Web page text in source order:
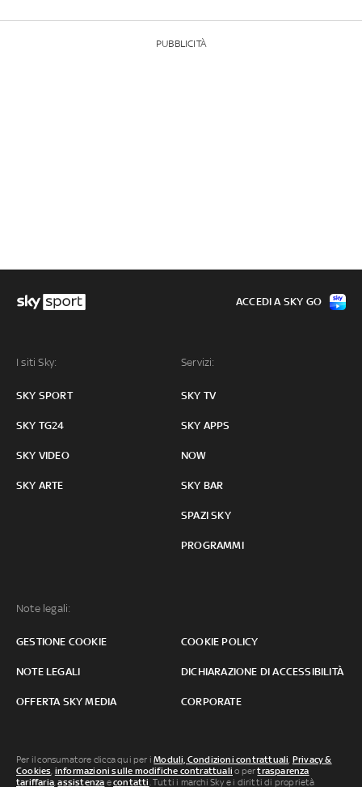
PUBBLICITÀ
I siti Sky:
SKY SPORT
SKY TG24
SKY VIDEO
SKY ARTE
Servizi:
SKY TV
SKY APPS
NOW
SKY BAR
SPAZI SKY
PROGRAMMI
Note legali:
GESTIONE COOKIE COOKIE POLICY
NOTE LEGALI DICHIARAZIONE DI ACCESSIBILITÀ
OFFERTA SKY MEDIA CORPORATE
ACCEDI A SKY GO
Per il consumatore clicca qui per iModuli, Condizioni contrattuali Privacy &
Cookies informazioni sulle modifiche contrattuali o pertrasparenza
tariffaria ,assistenza econtatti . Tutti i marchi Sky e i diritti di proprietà